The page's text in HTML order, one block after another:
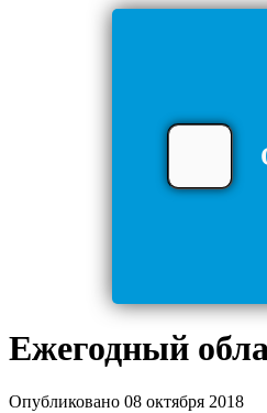
Ежегодный
Опубликовано 08 октября 2018